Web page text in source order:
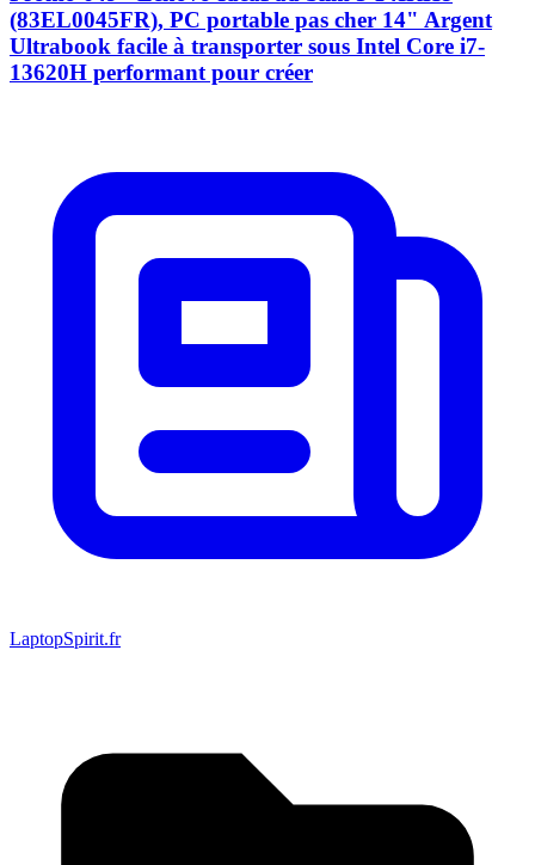
(83EL0045FR), PC portable pas cher 14" Argent
Ultrabook facile à transporter sous Intel Core i7-
13620H performant pour créer
LaptopSpirit.fr